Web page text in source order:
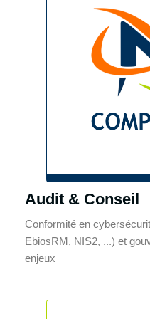
Audit & Conseil
Conformité en
EbiosRM, NIS2, ...) et
enjeux